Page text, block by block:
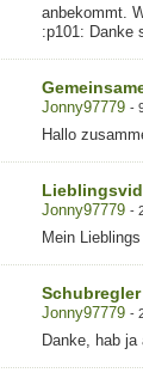
anbekommt.
:p101: Danke
Jonny97779 -
Hallo
Jonny97779 -
Mein
Schubregler
Jonny97779 -
Danke, hab